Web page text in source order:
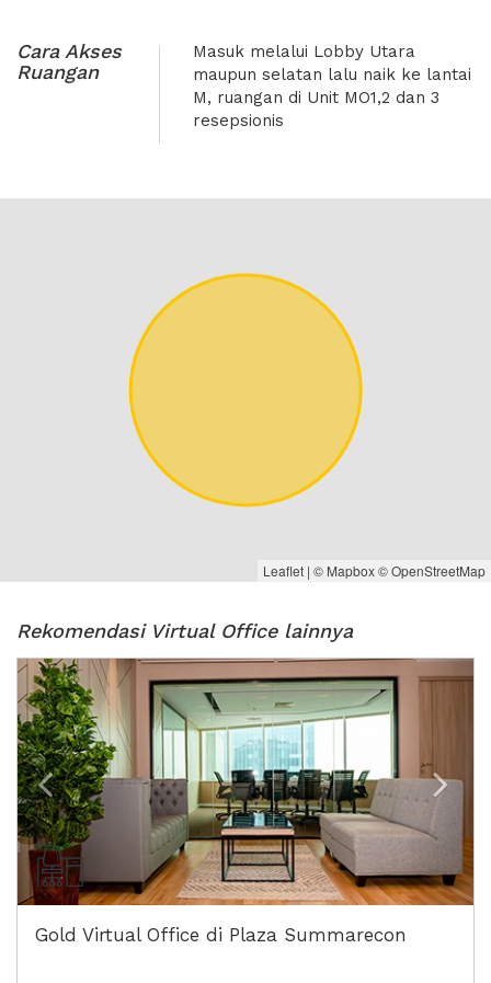
Cara Akses
Ruangan
Masuk melalui Lobby Utara
maupun selatan lalu naik ke lantai
M, ruangan di Unit MO1,2 dan 3
resepsionis
Leaflet | © Mapbox©OpenStreetMap
Rekomendasi Virtual Office lainnya
Previous Next
Gold Virtual Office di Plaza Summarecon